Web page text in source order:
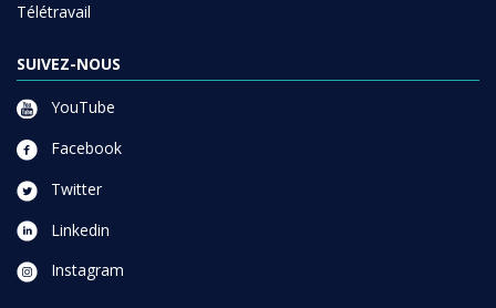
Télétravail
SUIVEZ-NOUS
YouTube
Facebook
Twitter
Linkedin
Instagram